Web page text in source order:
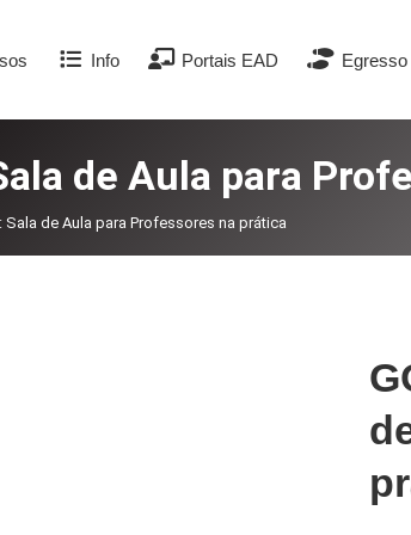
Info Portais EAD Egresso
de Aula para
Sala de Aula para Professores na prática